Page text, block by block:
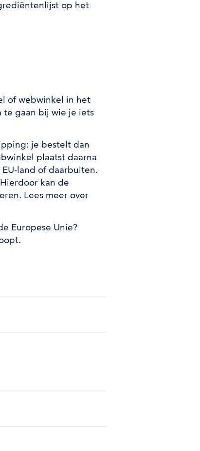
op het
of webwinkel in het
gaan bij wie je iets
je bestelt dan
plaatst daarna
land of daarbuiten.
kan de
Lees meer over
Europese Unie?